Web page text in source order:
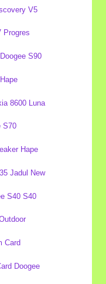
V5
Progres
S90
8600 Luna
S70
Hape
Jadul New
S40 S40
Card
Doogee